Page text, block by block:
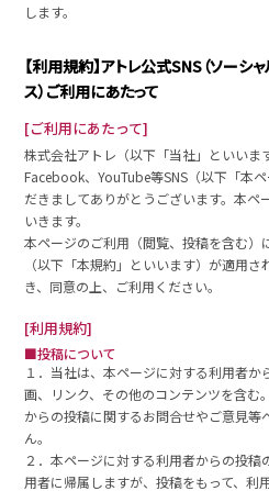
します。
【利用規約】アトレ公式SNS（ソーシ
ス）ご利用にあたって
[ご利用にあたって]
株式会社アトレ（以下「当社」といいま
Facebook、YouTube等SNS（以下「本
だきましてありがとうございます。本ペ
いきます。
本ページのご利用（閲覧、投稿を含む）
（以下「本規約」といいます）が適用
き、同意の上、ご利用ください。
[利用規約]
■投稿について
１．当社は、本ページに対する利用者
画、リンク、その他のコンテンツを含む
からの投稿に関するお問合せやご意見
ん。
２．本ページに対する利用者からの投
用者に帰属しますが、投稿をもって、利